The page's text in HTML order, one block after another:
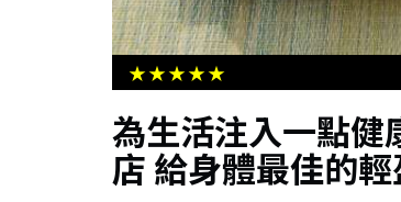
★★★★★
為生活注入一點健
店 給身體最佳的